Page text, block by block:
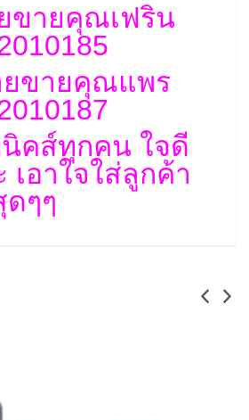
ขายคุณเฟริน
ขายคุณแพร
คส์ทุกคน ใจดี
เอาใจใส่ลูกค้า
ๆๆ